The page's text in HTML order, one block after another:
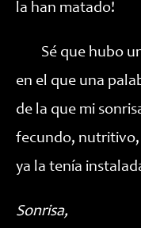
la han matado!
Sé que hubo un
en el que una
de la que mi
fecundo, nutritivo,
ya la tenía
Sonrisa,